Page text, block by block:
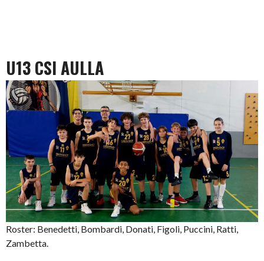
U13 CSI AULLA
Roster: Benedetti, Bombardi, Donati, Figoli, Puccini, Ratti,
Zambetta.